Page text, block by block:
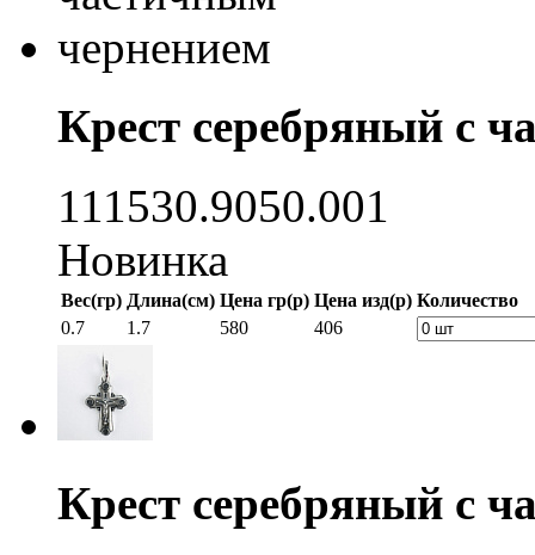
Крест серебряный с
111530.9050.001
Новинка
Вес(гр) Длина(см) Цена гр(р) Цена изд(р) Количество
0.7
1.7 580 406
Крест серебряный с